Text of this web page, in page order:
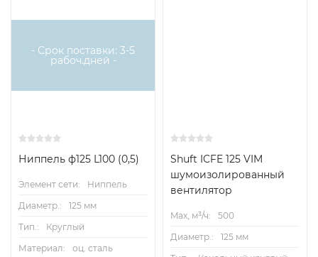
- Срок поставки: 3-5
рабоч.дней -
Ниппель ф125 L100 (0,5)
Элемент сети:
Ниппель
Диаметр.:
125 мм
Тип.:
Круглый
Материал:
оц. сталь
Shuft ICFE 125 VIM
шумоизолированный
вентилятор
Max, м³/ч:
500
Диаметр.:
125 мм